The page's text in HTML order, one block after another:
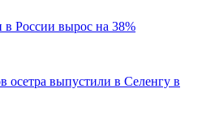
России вырос на 38%
осетра выпустили в Селенгу в